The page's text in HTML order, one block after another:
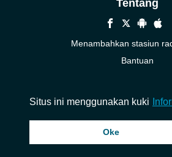
Tentang
Menambahkan stasiun
Bantuan
© 2026 InstantAudio. Seluruh hak cipta. ・
Situs ini menggunakan kuki
Oke